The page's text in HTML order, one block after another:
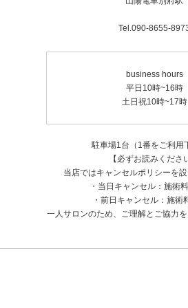
、最高にベストな状態に仕上げたいTel.090-8655-
business hours
平日10時~16時
土日祝10時~17時
駐車場1台（1番をご利用
【必ずお読みくださ
当店ではキャンセルポリシーを設
・当日キャンセル：施術
・前日キャンセル：施術
一人サロンのため、ご理解とご協力を